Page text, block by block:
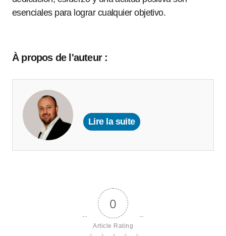
esenciales para lograr cualquier objetivo.
À propos de l'auteur :
Lire la suite
0
Article Rating